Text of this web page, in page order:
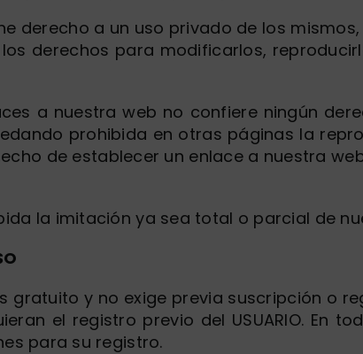
derecho a un uso privado de los
derechos para modificarlos,
a nuestra web no confiere ningún
prohibida en otras páginas la
de establecer un enlace a nuestra
la imitación ya sea total o parcial de
gratuito y no exige previa suscripción o
el registro previo del USUARIO. En
para su registro.